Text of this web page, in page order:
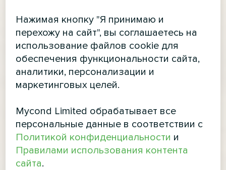
Нажимая кнопку "Я принимаю и
перехожу на сайт", вы соглашаетесь на
использование файлов cookie для
обеспечения функциональности сайта,
аналитики, персонализации и
маркетинговых целей.
Mycond Limited обрабатывает все
персональные данные в соответствии с
Политикой конфиденциальности и
Правилами использования контента
сайта.